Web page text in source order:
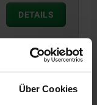
Über Cookies
DETAILS